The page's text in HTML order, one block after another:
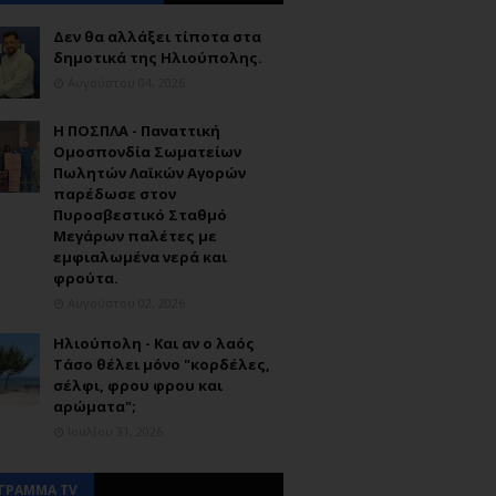
Δεν θα αλλάξει τίποτα στα
δημοτικά της Ηλιούπολης.
Η ΠΟΣΠΛΑ - Παναττική
Ομοσπονδία Σωματείων
Πωλητών Λαϊκών Αγορών
παρέδωσε στον
Πυροσβεστικό Σταθμό
Μεγάρων παλέτες με
εμφιαλωμένα νερά και
φρούτα.
Ηλιούπολη - Και αν ο λαός
Τάσο θέλει μόνο "κορδέλες,
σέλφι, φρου φρου και
αρώματα";
TV